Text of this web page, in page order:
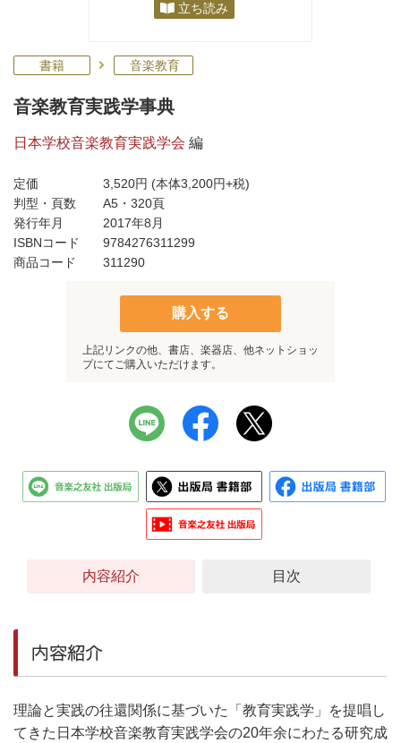
立ち読み
書籍 音楽教育
音楽教育実践学事典
日本学校音楽教育実践学会 編
定価 3,520円 (本体3,200円+税)
判型・頁数
A5・320頁
発行年月
2017年8月
ISBNコード
9784276311299
商品コード
311290
購入する
上記リンクの他、書店、楽器店、他ネットショッ
プにてご購入いただけます。
内容紹介 目次
内容紹介
理論と実践の往還関係に基づいた「教育実践学」を提唱し
てきた日本学校音楽教育実践学会の20年余にわたる研究成